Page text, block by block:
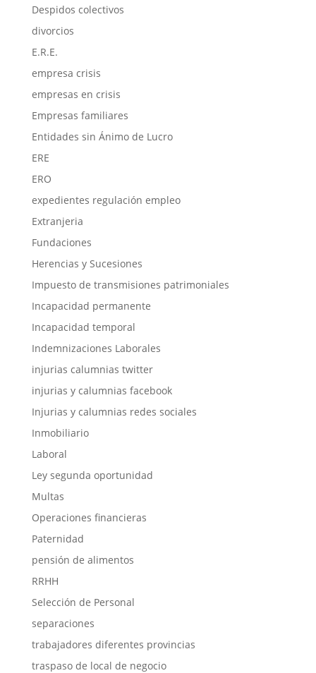
Despidos colectivos
divorcios
E.R.E.
empresa crisis
empresas en crisis
Empresas familiares
Entidades sin Ánimo de Lucro
ERE
ERO
expedientes regulación empleo
Extranjeria
Fundaciones
Herencias y Sucesiones
Impuesto de transmisiones patrimoniales
Incapacidad permanente
Incapacidad temporal
Indemnizaciones Laborales
injurias calumnias twitter
injurias y calumnias facebook
Injurias y calumnias redes sociales
Inmobiliario
Laboral
Ley segunda oportunidad
Multas
Operaciones financieras
Paternidad
pensión de alimentos
RRHH
Selección de Personal
separaciones
trabajadores diferentes provincias
traspaso de local de negocio